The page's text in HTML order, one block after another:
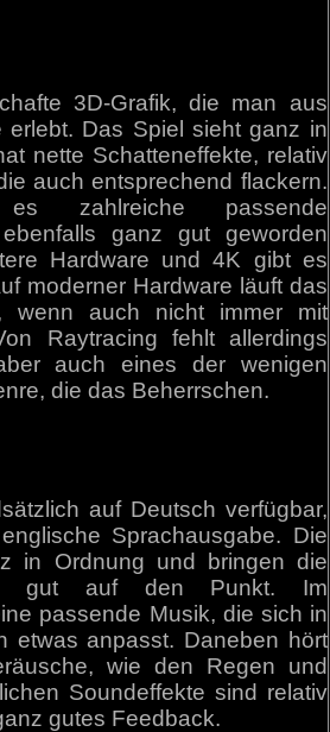
3D-Grafik, die man aus
erlebt. Das Spiel sieht ganz in
nette Schatteneffekte, relativ
auch entsprechend flackern.
zahlreiche passende
ganz gut geworden
Hardware und 4K gibt es
moderner Hardware läuft das
wenn auch nicht immer mit
Raytracing fehlt allerdings
auch eines der wenigen
die das Beherrschen.
auf Deutsch verfügbar,
Sprachausgabe. Die
in Ordnung und bringen die
gut auf den Punkt. Im
passende Musik, die sich in
etwas anpasst. Daneben hört
wie den Regen und
Soundeffekte sind relativ
gutes Feedback.